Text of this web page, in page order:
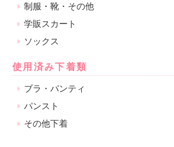
制服・靴・その他
学販スカート
ソックス
使用済み下着類
ブラ・パンティ
パンスト
その他下着